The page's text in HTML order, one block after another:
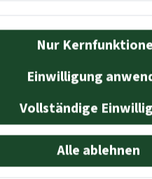
beeinflussen das
der Menschen.
sind von der
Nur
Einwilligung
Vollständige
Alle ablehnen